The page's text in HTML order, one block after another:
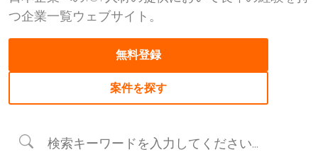
つ企業一覧ウェブサイト。
無料登録
案件を探す